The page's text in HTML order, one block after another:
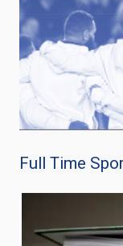
Full Time